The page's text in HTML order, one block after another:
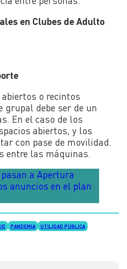
en Clubes de Adulto
o recintos
grupal debe ser de un
En el caso de los
abiertos, y los
con pase de movilidad.
entre las máquinas.
a Apertura
anuncios en el plan
PANDEMIA UTILIDAD PÚBLICA